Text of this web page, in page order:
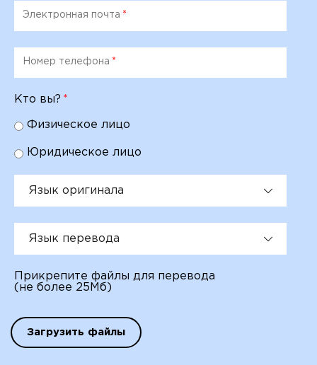
Электронная почта *
Номер телефона *
Кто вы? *
Физическое лицо
Юридическое лицо
Язык оригинала
Язык перевода
Прикрепите файлы для перевода
(не более 25Мб)
Загрузить файлы